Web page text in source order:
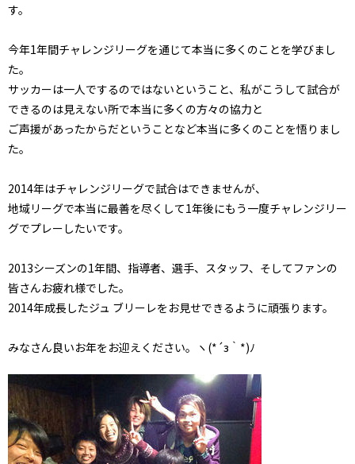
す。
今年1年間チャレンジリーグを通じて本当に多くのことを学びまし
た。
サッカーは一人でするのではないということ、私がこうして試合が
できるのは見えない所で本当に多くの方々の協力と
ご声援があったからだということなど本当に多くのことを悟りまし
た。
2014年はチャレンジリーグで試合はできませんが、
地域リーグで本当に最善を尽くして1年後にもう一度チャレンジリー
グでプレーしたいです。
2013シーズンの1年間、指導者、選手、スタッフ、そしてファンの
皆さんお疲れ様でした。
2014年成長したジュ ブリーレをお見せできるように頑張ります。
みなさん良いお年をお迎えください。ヽ(*´з｀*)ﾉ